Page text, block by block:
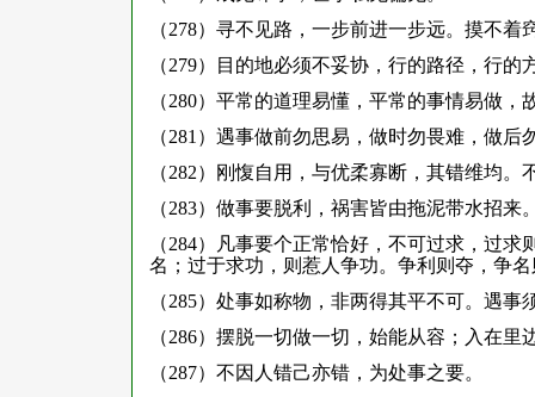
（278）寻不见路，一步前进一步远。摸不着
（279）目的地必须不妥协，行的路径，行
（280）平常的道理易懂，平常的事情易做
（281）遇事做前勿思易，做时勿畏难，做后
（282）刚愎自用，与优柔寡断，其错维均
（283）做事要脱利，祸害皆由拖泥带水招来
（284）凡事要个正常恰好，不可过求，过
名；过于求功，则惹人争功。争利则夺，争
（285）处事如称物，非两得其平不可。遇
（286）摆脱一切做一切，始能从容；入在里
（287）不因人错己亦错，为处事之要。